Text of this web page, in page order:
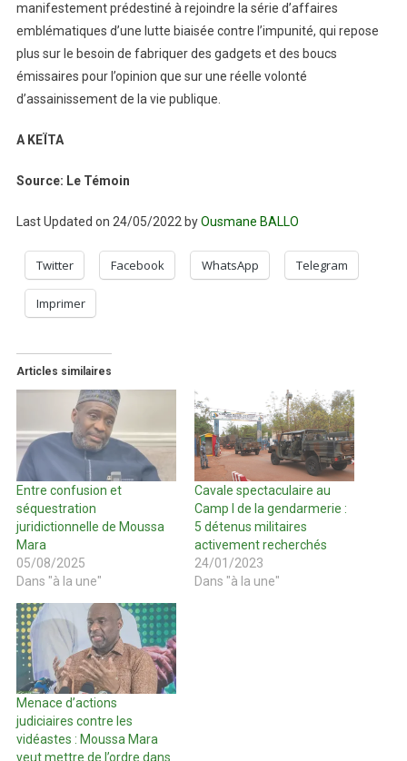
manifestement prédestiné à rejoindre la série d’affaires
emblématiques d’une lutte biaisée contre l’impunité, qui repose
plus sur le besoin de fabriquer des gadgets et des boucs
émissaires pour l’opinion que sur une réelle volonté
d’assainissement de la vie publique.
A KEÏTA
Source: Le Témoin
Last Updated on 24/05/2022 byOusmane BALLO
Twitter Facebook WhatsApp Telegram
Imprimer
Articles similaires
Entre confusion et
séquestration
juridictionnelle de Moussa
Mara
05/08/2025
Dans "à la une"
Cavale spectaculaire au
Camp I de la gendarmerie :
5 détenus militaires
activement recherchés
24/01/2023
Dans "à la une"
Menace d’actions
judiciaires contre les
vidéastes : Moussa Mara
veut mettre de l’ordre dans